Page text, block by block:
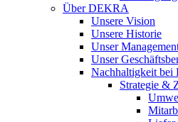
Über DEKRA
Unsere Vision
Unsere Historie
Unser
Unser
Nachhaltigkeit
Strategie &